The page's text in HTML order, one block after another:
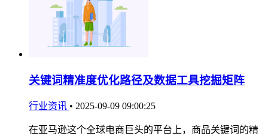
关键词精准度优化路径及数据工具挖掘矩阵
行业资讯 • 2025-09-09 09:00:25
在亚马逊这个全球电商巨头的平台上，商品关键词的精